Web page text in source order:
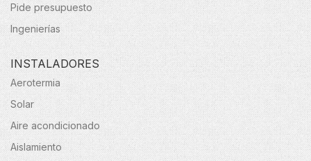
Pide presupuesto
Ingenierías
INSTALADORES
Aerotermia
Solar
Aire acondicionado
Aislamiento